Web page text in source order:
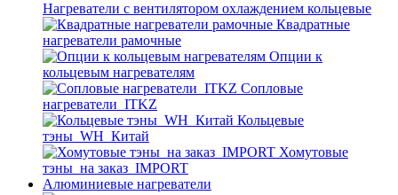
Нагреватели с вентилятором охлаждением кольцевые
Квадратные
нагреватели рамочные
Опции к
кольцевым нагревателям
Cопловые
нагреватели_ITKZ
Кольцевые
тэны_WH_Китай
Хомутовые
тэны_на заказ_IMPORT
Алюминиевые нагреватели